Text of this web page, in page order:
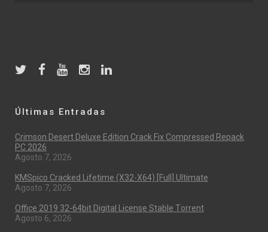
Últimas Entradas
Crimson Desert Deluxe Edition Crack Fix Compressed Repack
PC 2026
Agosto 7, 2026
KMSpico Cracked Lifetime (x32-X64) [Full] Ultimate
Agosto 7, 2026
Office 2019 32-64bit Digital License Stable Tоrrеnt
Agosto 6, 2026